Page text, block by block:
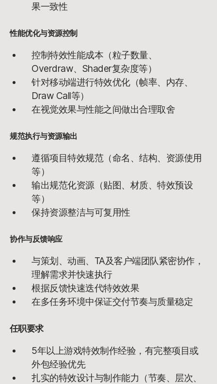
果一致性
性能优化与资源控制
控制特效性能成本（粒子数量、
Overdraw、Shader复杂度等）
针对移动端进行特效优化（帧率、内存、
Draw Call等）
在视觉效果与性能之间做出合理取舍
规范执行与资源输出
遵循项目特效规范（命名、结构、资源使用
等）
输出规范化资源（贴图、材质、特效预设
等）
保持资源整洁与可复用性
协作与反馈响应
与策划、动画、TA及客户端团队紧密协作，
理解需求并快速执行
根据反馈快速迭代特效效果
在多任务环境中保证交付节奏与质量稳定
任职要求
5年以上游戏特效制作经验，有完整项目或
外包经验优先
扎实的特效设计与制作能力（节奏、层次、